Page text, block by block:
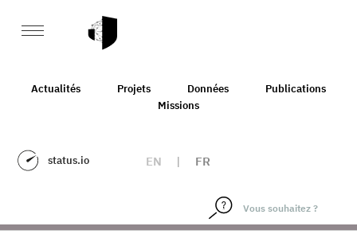
Actualités Projets Données
Publications
Missions
status.io EN | FR